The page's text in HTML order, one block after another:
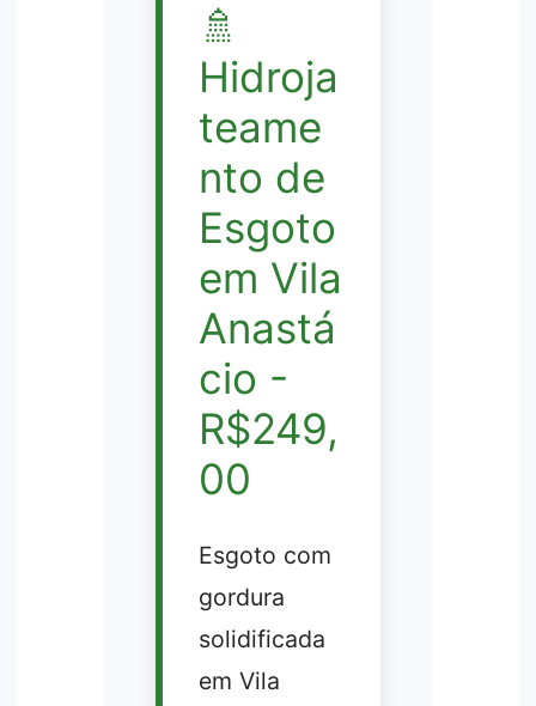
🚿
Hidroja
teame
nto de
Esgoto
em Vila
Anastá
cio -
R$249,
00
Esgoto com
gordura
solidificada
em Vila